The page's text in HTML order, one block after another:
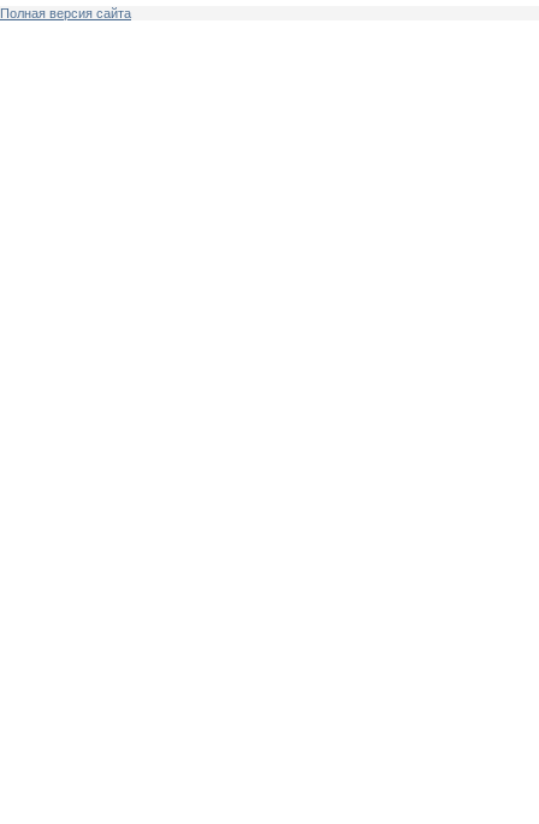
Полная версия сайта